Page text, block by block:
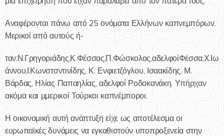
Αναφέρονται πάνω από 25 ονόματα Ελλήνων καπνεμπόρων.
Μερικοί από αυτούς ή-
ταν:Ν.Γρηγοριάδης,Κ.Φέσσας,Π.Φώσκολος,αδελφοίΦέσσα,Χ.Ιω
άννου,Ι.Κωνστσντινίδης, Κ. Ενφιετζόγλου, Ισαακίδης, Μ.
Βάρδας, Ηλίας Παπαηλίας, αδελφοί Ροδοκανάκη. Υπήρχαν
ακόμα και µμερικοί Τούρκοι καπνέμποροι.
Η οικονομική αυτή ανάπτυξη είχε ως αποτέλεσμα οι
ευρωπαϊκές δυνάμεις να εγκαθιστούν υποπροξενεία στην